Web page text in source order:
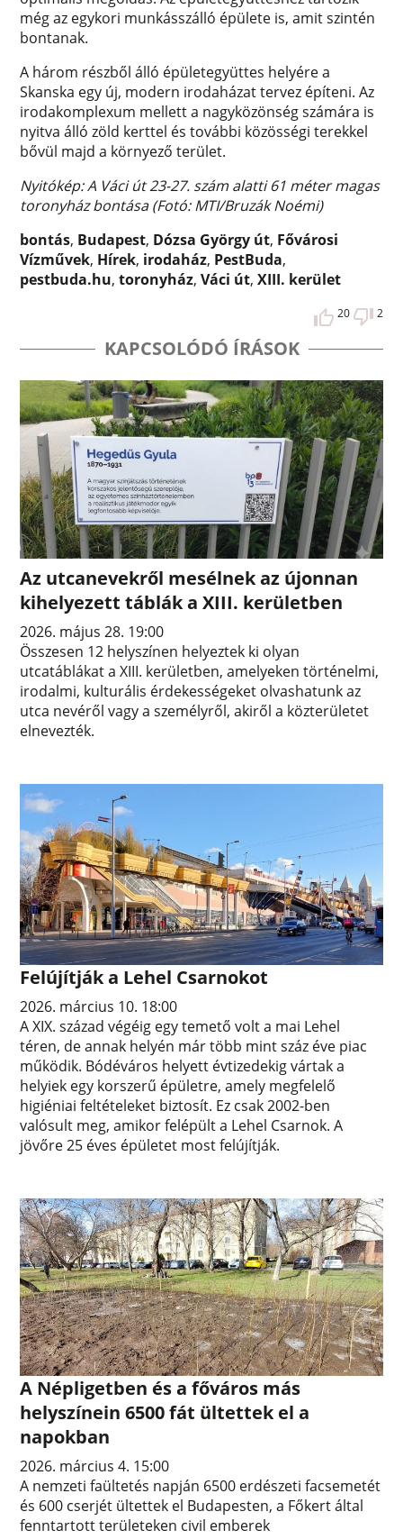
még az egykori munkásszálló épülete is, amit szintén
bontanak.
A három részből álló épületegyüttes helyére a
Skanska egy új, modern irodaházat tervez építeni. Az
irodakomplexum mellett a nagyközönség számára is
nyitva álló zöld kerttel és további közösségi terekkel
bővül majd a környező terület.
Nyitókép: A Váci út 23-27. szám alatti 61 méter magas
toronyház bontása (Fotó: MTI/Bruzák Noémi)
bontás, Budapest, Dózsa György út, Fővárosi
Vízművek, Hírek, irodaház, PestBuda,
pestbuda.hu,toronyház,Váci út,XIII. kerület
20 2
KAPCSOLÓDÓ ÍRÁSOK
Az utcanevekről mesélnek az újonnan
kihelyezett táblák a XIII. kerületben
2026. május 28. 19:00
Összesen 12 helyszínen helyeztek ki olyan
utcatáblákat a XIII. kerületben, amelyeken történelmi,
irodalmi, kulturális érdekességeket olvashatunk az
utca nevéről vagy a személyről, akiről a közterületet
elnevezték.
Felújítják a Lehel Csarnokot
2026. március 10. 18:00
A XIX. század végéig egy temető volt a mai Lehel
téren, de annak helyén már több mint száz éve piac
működik. Bódéváros helyett évtizedekig vártak a
helyiek egy korszerű épületre, amely megfelelő
higiéniai feltételeket biztosít. Ez csak 2002-ben
valósult meg, amikor felépült a Lehel Csarnok. A
jövőre 25 éves épületet most felújítják.
A Népligetben és a főváros más
helyszínein 6500 fát ültettek el a
napokban
2026. március 4. 15:00
A nemzeti faültetés napján 6500 erdészeti facsemetét
és 600 cserjét ültettek el Budapesten, a Főkert által
fenntartott területeken civil emberek